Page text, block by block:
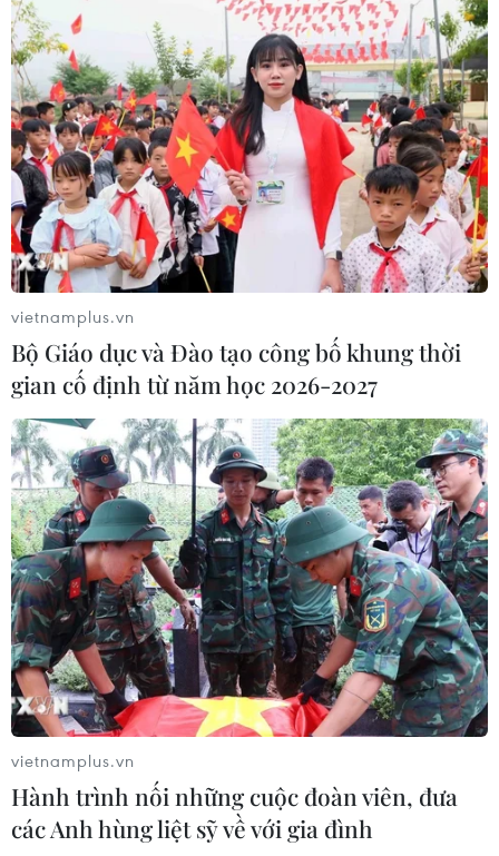
vietnamplus.vn
Bộ Giáo dục và Đào tạo công bố khung thời
gian cố định từ năm học 2026-2027
vietnamplus.vn
Hành trình nối những cuộc đoàn viên, đưa
các Anh hùng liệt sỹ về với gia đình